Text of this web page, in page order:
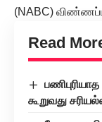
(NABC)
Read
கூறுவது